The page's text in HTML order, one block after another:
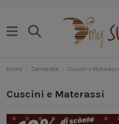
Home Camerette Cuscini e Materassi
Cuscini e Materassi